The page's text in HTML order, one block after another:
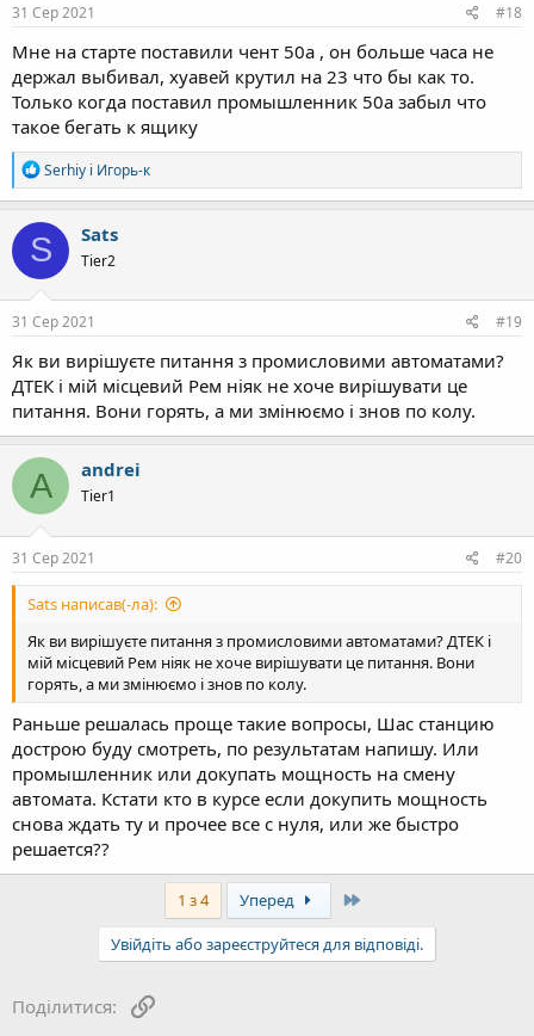
31 Сер 2021 #18
Мне на старте поставили чент 50а , он больше часа не
держал выбивал, хуавей крутил на 23 что бы как то.
Только когда поставил промышленник 50а забыл что
такое бегать к ящику
Р
е
а
к
ц
і
ї
:
Serhiy і Игорь-к
S Sats
Tier2
31 Сер 2021 #19
Як ви вирішуєте питання з промисловими автоматами?
ДТЕК і мій місцевий Рем ніяк не хоче вирішувати це
питання. Вони горять, а ми змінюємо і знов по колу.
A andrei
Tier1
31 Сер 2021 #20
Sats написав(-ла):
Як ви вирішуєте питання з промисловими автоматами? ДТЕК і
мій місцевий Рем ніяк не хоче вирішувати це питання. Вони
горять, а ми змінюємо і знов по колу.
Раньше решалась проще такие вопросы, Шас станцию
дострою буду смотреть, по результатам напишу. Или
промышленник или докупать мощность на смену
автомата. Кстати кто в курсе если докупить мощность
снова ждать ту и прочее все с нуля, или же быстро
решается??
1 з 4 Уперед
Увійдіть або зареєструйтеся для відповіді.
Поділитися: